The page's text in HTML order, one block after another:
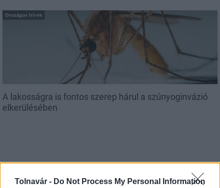
Tolnavár - Do Not Process My Personal Information
Országos hírek
A lakosságra is fontos szerep hárul a szúnyoginvázió
elkerülésében
MAGYAR ÉPÍTŐK